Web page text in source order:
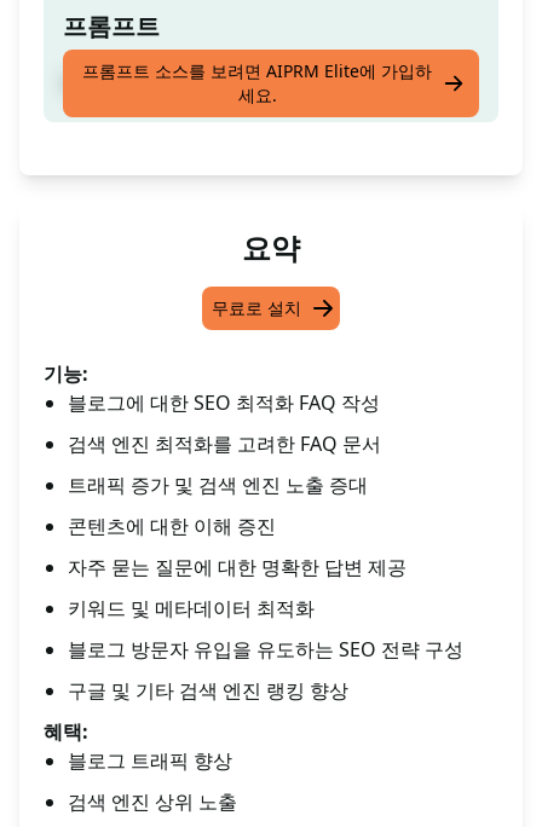
프롬프트
SEO 최적화된 FAQ 작성
프롬프트 소스를 보려면 AIPRM Elite에 가입하
세요.
요약
무료로 설치
기능:
블로그에 대한 SEO 최적화 FAQ 작성
검색 엔진 최적화를 고려한 FAQ 문서
트래픽 증가 및 검색 엔진 노출 증대
콘텐츠에 대한 이해 증진
자주 묻는 질문에 대한 명확한 답변 제공
키워드 및 메타데이터 최적화
블로그 방문자 유입을 유도하는 SEO 전략 구성
구글 및 기타 검색 엔진 랭킹 향상
혜택:
블로그 트래픽 향상
검색 엔진 상위 노출